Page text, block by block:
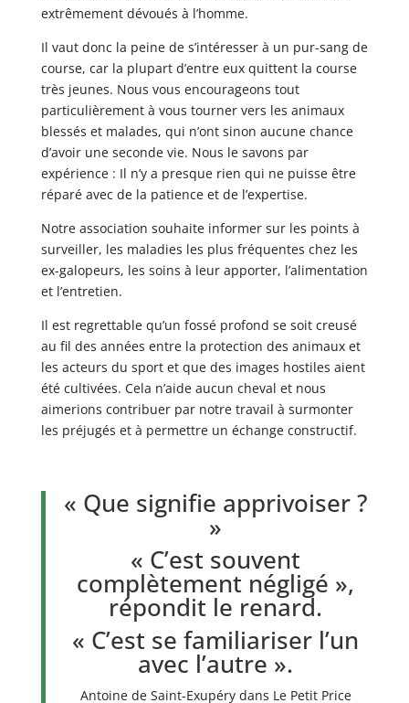
extrêmement dévoués à l’homme.
Il vaut donc la peine de s’intéresser à un pur-sang de
course, car la plupart d’entre eux quittent la course
très jeunes. Nous vous encourageons tout
particulièrement à vous tourner vers les animaux
blessés et malades, qui n’ont sinon aucune chance
d’avoir une seconde vie. Nous le savons par
expérience : Il n’y a presque rien qui ne puisse être
réparé avec de la patience et de l’expertise.
Notre association souhaite informer sur les points à
surveiller, les maladies les plus fréquentes chez les
ex-galopeurs, les soins à leur apporter, l’alimentation
et l’entretien.
Il est regrettable qu’un fossé profond se soit creusé
au fil des années entre la protection des animaux et
les acteurs du sport et que des images hostiles aient
été cultivées. Cela n’aide aucun cheval et nous
aimerions contribuer par notre travail à surmonter
les préjugés et à permettre un échange constructif.
« Que signifie apprivoiser ?
»
« C’est souvent
complètement négligé »,
répondit le renard.
« C’est se familiariser l’un
avec l’autre ».
Antoine de Saint-Exupéry dans Le Petit Price